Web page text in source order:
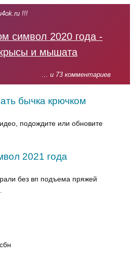
!!!
символ 2020 года -
и мышата
... и 73 комментариев
бычка крючком
подождите или обновите
2021 года
без вп подъема пряжей